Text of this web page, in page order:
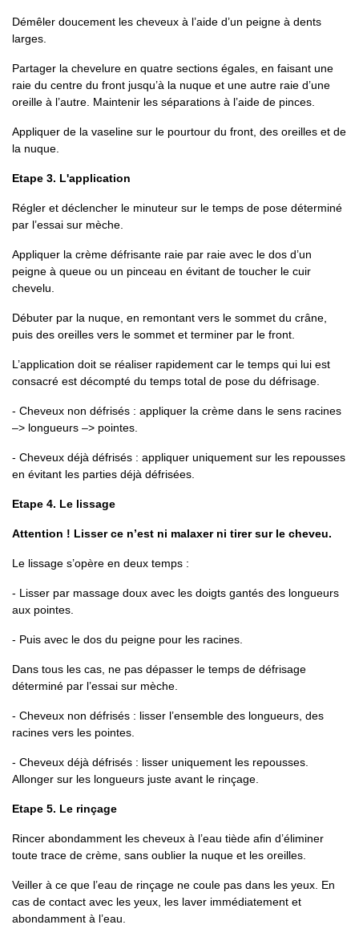
Démêler doucement les cheveux à l’aide d’un peigne à dents
larges.
Partager la chevelure en quatre sections égales, en faisant une
raie du centre du front jusqu’à la nuque et une autre raie d’une
oreille à l’autre. Maintenir les séparations à l’aide de pinces.
Appliquer de la vaseline sur le pourtour du front, des oreilles et de
la nuque.
Etape 3. L'application
Régler et déclencher le minuteur sur le temps de pose déterminé
par l’essai sur mèche.
Appliquer la crème défrisante raie par raie avec le dos d’un
peigne à queue ou un pinceau en évitant de toucher le cuir
chevelu.
Débuter par la nuque, en remontant vers le sommet du crâne,
puis des oreilles vers le sommet et terminer par le front.
L’application doit se réaliser rapidement car le temps qui lui est
consacré est décompté du temps total de pose du défrisage.
- Cheveux non défrisés : appliquer la crème dans le sens racines
–> longueurs –> pointes.
- Cheveux déjà défrisés : appliquer uniquement sur les repousses
en évitant les parties déjà défrisées.
Etape 4. Le lissage
Attention ! Lisser ce n’est ni malaxer ni tirer sur le cheveu.
Le lissage s’opère en deux temps :
- Lisser par massage doux avec les doigts gantés des longueurs
aux pointes.
- Puis avec le dos du peigne pour les racines.
Dans tous les cas, ne pas dépasser le temps de défrisage
déterminé par l’essai sur mèche.
- Cheveux non défrisés : lisser l’ensemble des longueurs, des
racines vers les pointes.
- Cheveux déjà défrisés : lisser uniquement les repousses.
Allonger sur les longueurs juste avant le rinçage.
Etape 5. Le rinçage
Rincer abondamment les cheveux à l’eau tiède afin d’éliminer
toute trace de crème, sans oublier la nuque et les oreilles.
Veiller à ce que l’eau de rinçage ne coule pas dans les yeux. En
cas de contact avec les yeux, les laver immédiatement et
abondamment à l’eau.